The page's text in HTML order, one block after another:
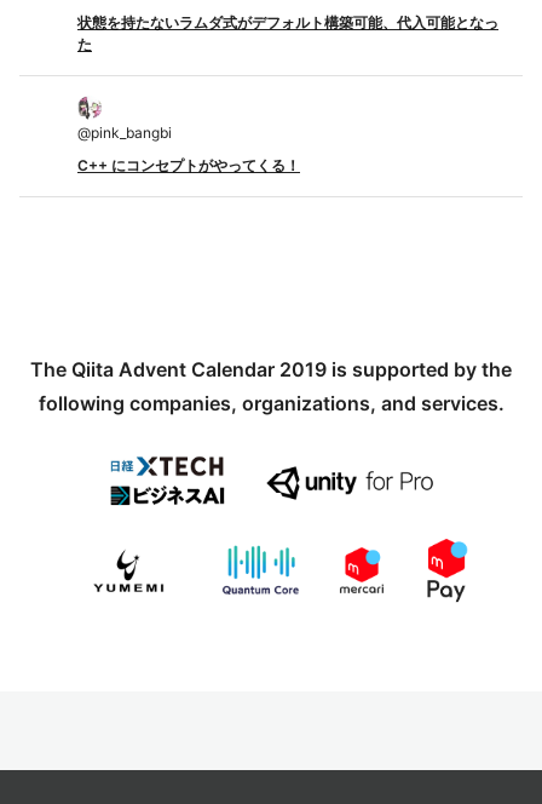
状態を持たないラムダ式がデフォルト構築可能、代入可能となっ
た
@pink_bangbi
C++ にコンセプトがやってくる！
The Qiita Advent Calendar 2019 is supported by the
following companies, organizations, and services.